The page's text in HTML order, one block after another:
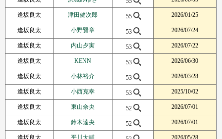
逢坂良太 津田健次郎 55 2026/01/25
逢坂良太 小野賢章 53 2026/07/24
逢坂良太 内山夕実 53 2026/07/22
逢坂良太 KENN 53 2026/06/30
逢坂良太 小林裕介 53 2026/03/28
逢坂良太 小西克幸 53 2025/10/02
逢坂良太 東山奈央 52 2026/07/01
逢坂良太 鈴木達央 52 2026/07/01
逢坂良太 平川大輔 2026/05/28